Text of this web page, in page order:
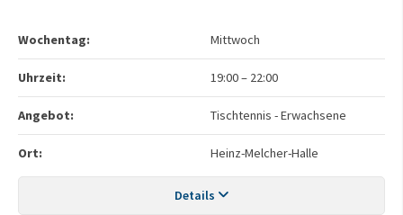
Wochentag: Mittwoch
Uhrzeit: 19:00– 22:00
Angebot: Tischtennis - Erwachsene
Ort: Heinz-Melcher-Halle
Details